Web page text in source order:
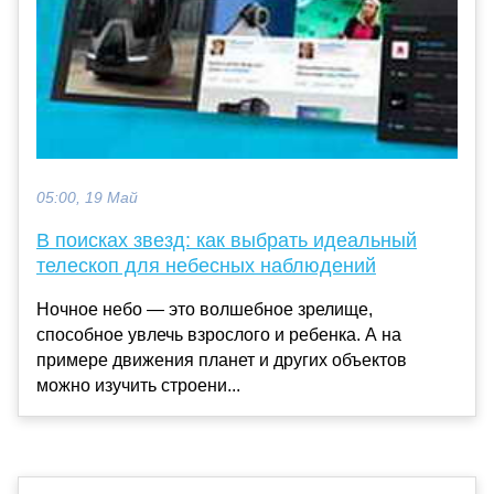
05:00, 19 Май
В поисках звезд: как выбрать идеальный
телескоп для небесных наблюдений
Ночное небо — это волшебное зрелище,
способное увлечь взрослого и ребенка. А на
примере движения планет и других объектов
можно изучить строени...